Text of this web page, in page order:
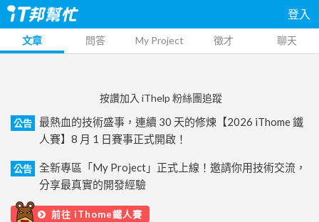
登入
文章 問答 My Project 徵才 聊天
按讚加入 iThelp 粉絲團追蹤
公告
最熱血的技術盛事，連續 30 天的修煉【2026 iThome 鐵
人賽】8 月 1 日賽事正式開啟！
公告
全新專區「My Project」正式上線！邀請你用技術交流，
分享最真實的開發經驗
前往 iThome鐵人賽